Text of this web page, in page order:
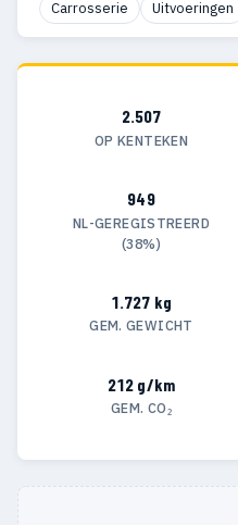
Carrosserie
Uitvoeringen
2.507
OP KENTEKEN
949
NL-GEREGISTREERD
(38%)
1.727 kg
GEM. GEWICHT
212 g/km
GEM. CO₂